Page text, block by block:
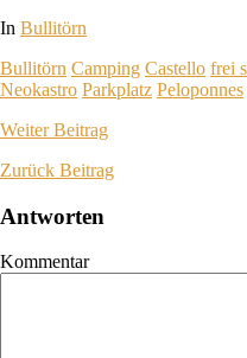
In Bullitörn
Bullitörn Camping Castello frei
Neokastro Parkplatz Peloponnes
WeiterBeitrag
Zurück Beitrag
Antworten
Kommentar